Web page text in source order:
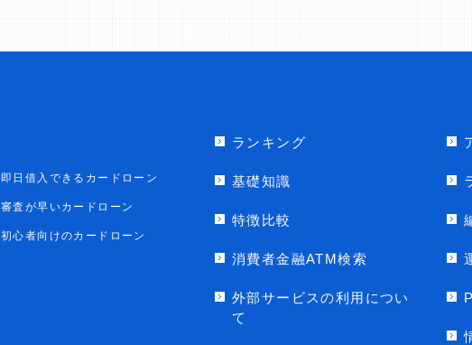
即日借入できるカードローン
審査が早いカードローン
初心者向けのカードローン
ランキング
基礎知識
特徴比較
消費者金融ATM検索
外部サービスの利用につい
て